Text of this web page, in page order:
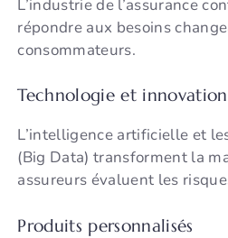
L’industrie de l’assurance
répondre aux besoins
consommateurs.
Technologie et innovation
L’intelligence artificielle et
(Big Data) transforment la
assureurs évaluent les
Produits personnalisés